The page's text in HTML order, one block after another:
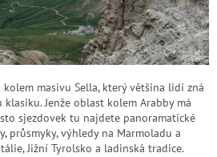
masivu Sella, který většina lidí zná
Jenže oblast kolem Arabby má
sjezdovek tu najdete panoramatické
průsmyky, výhledy na Marmoladu a
Jižní Tyrolsko a ladinská tradice.